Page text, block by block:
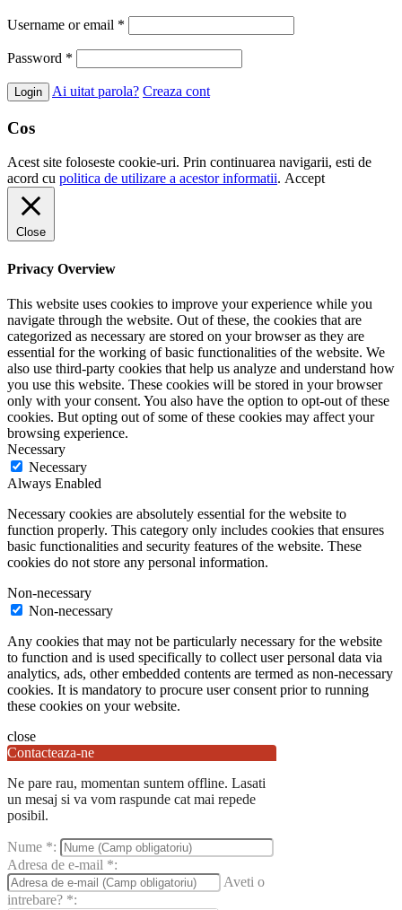
Username or email *
Password *
Ai uitat parola? Creaza cont
Cos
Acest site foloseste cookie-uri. Prin continuarea navigarii, esti de
acord cu politica de utilizare a acestor informatii. Accept
Close
Privacy Overview
This website uses cookies to improve your experience while you
navigate through the website. Out of these, the cookies that are
categorized as necessary are stored on your browser as they are
essential for the working of basic functionalities of the website. We
also use third-party cookies that help us analyze and understand how
you use this website. These cookies will be stored in your browser
only with your consent. You also have the option to opt-out of these
cookies. But opting out of some of these cookies may affect your
browsing experience.
Necessary
Necessary
Always Enabled
Necessary cookies are absolutely essential for the website to
function properly. This category only includes cookies that ensures
basic functionalities and security features of the website. These
cookies do not store any personal information.
Non-necessary
Non-necessary
Any cookies that may not be particularly necessary for the website
to function and is used specifically to collect user personal data via
analytics, ads, other embedded contents are termed as non-necessary
cookies. It is mandatory to procure user consent prior to running
these cookies on your website.
close
Contacteaza-ne
Ne pare rau, momentan suntem offline. Lasati
un mesaj si va vom raspunde cat mai repede
posibil.
Nume *:
Adresa de e-mail *:
Aveti o
intrebare? *: